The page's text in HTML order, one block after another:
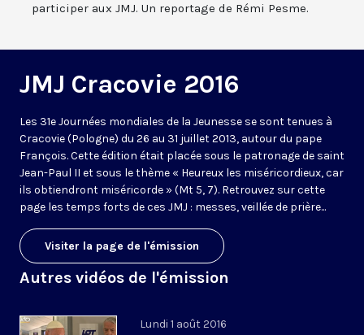
participer aux JMJ. Un reportage de Rémi Pesme.
JMJ Cracovie 2016
Les 31e Journées mondiales de la Jeunesse se sont tenues à
Cracovie (Pologne) du 26 au 31 juillet 2013, autour du pape
François. Cette édition était placée sous le patronage de saint
Jean-Paul II et sous le thème « Heureux les miséricordieux, car
ils obtiendront miséricorde » (Mt 5, 7). Retrouvez sur cette
page les temps forts de ces JMJ : messes, veillée de prière...
Visiter la page de l'émission
Autres vidéos de l'émission
Lundi 1 août 2016